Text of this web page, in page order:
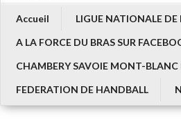
Accueil
LIGUE NATIONALE
A LA FORCE DU BRAS SUR
CHAMBERY SAVOIE MONT-
FEDERATION DE HANDBALL